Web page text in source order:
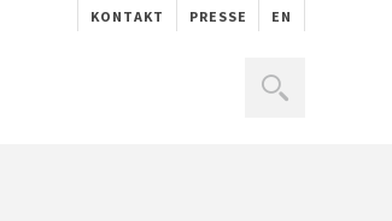
KONTAKT PRESSE EN